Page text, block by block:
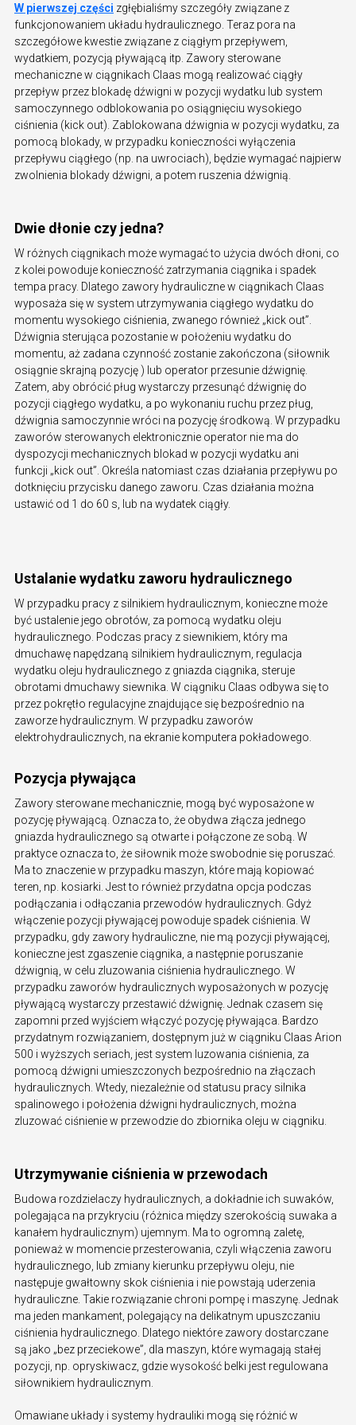
W pierwszej części zgłębialiśmy szczegóły związane z
funkcjonowaniem układu hydraulicznego. Teraz pora na
szczegółowe kwestie związane z ciągłym przepływem,
wydatkiem, pozycją pływającą itp. Zawory sterowane
mechaniczne w ciągnikach Claas mogą realizować ciągły
przepływ przez blokadę dźwigni w pozycji wydatku lub system
samoczynnego odblokowania po osiągnięciu wysokiego
ciśnienia (kick out). Zablokowana dźwignia w pozycji wydatku, za
pomocą blokady, w przypadku konieczności wyłączenia
przepływu ciągłego (np. na uwrociach), będzie wymagać najpierw
zwolnienia blokady dźwigni, a potem ruszenia dźwignią.
Dwie dłonie czy jedna?
W różnych ciągnikach może wymagać to użycia dwóch dłoni, co
z kolei powoduje konieczność zatrzymania ciągnika i spadek
tempa pracy. Dlatego zawory hydrauliczne w ciągnikach Claas
wyposaża się w system utrzymywania ciągłego wydatku do
momentu wysokiego ciśnienia, zwanego również „kick out”.
Dźwignia sterująca pozostanie w położeniu wydatku do
momentu, aż zadana czynność zostanie zakończona (siłownik
osiągnie skrajną pozycję ) lub operator przesunie dźwignię.
Zatem, aby obrócić pług wystarczy przesunąć dźwignię do
pozycji ciągłego wydatku, a po wykonaniu ruchu przez pług,
dźwignia samoczynnie wróci na pozycję środkową. W przypadku
zaworów sterowanych elektronicznie operator nie ma do
dyspozycji mechanicznych blokad w pozycji wydatku ani
funkcji „kick out”. Określa natomiast czas działania przepływu po
dotknięciu przycisku danego zaworu. Czas działania można
ustawić od 1 do 60 s, lub na wydatek ciągły.
Ustalanie wydatku zaworu hydraulicznego
W przypadku pracy z silnikiem hydraulicznym, konieczne może
być ustalenie jego obrotów, za pomocą wydatku oleju
hydraulicznego. Podczas pracy z siewnikiem, który ma
dmuchawę napędzaną silnikiem hydraulicznym, regulacja
wydatku oleju hydraulicznego z gniazda ciągnika, steruje
obrotami dmuchawy siewnika. W ciągniku Claas odbywa się to
przez pokrętło regulacyjne znajdujące się bezpośrednio na
zaworze hydraulicznym. W przypadku zaworów
elektrohydraulicznych, na ekranie komputera pokładowego.
Pozycja pływająca
Zawory sterowane mechanicznie, mogą być wyposażone w
pozycję pływającą. Oznacza to, że obydwa złącza jednego
gniazda hydraulicznego są otwarte i połączone ze sobą. W
praktyce oznacza to, że siłownik może swobodnie się poruszać.
Ma to znaczenie w przypadku maszyn, które mają kopiować
teren, np. kosiarki. Jest to również przydatna opcja podczas
podłączania i odłączania przewodów hydraulicznych. Gdyż
włączenie pozycji pływającej powoduje spadek ciśnienia. W
przypadku, gdy zawory hydrauliczne, nie mą pozycji pływającej,
konieczne jest zgaszenie ciągnika, a następnie poruszanie
dźwignią, w celu zluzowania ciśnienia hydraulicznego. W
przypadku zaworów hydraulicznych wyposażonych w pozycję
pływającą wystarczy przestawić dźwignię. Jednak czasem się
zapomni przed wyjściem włączyć pozycję pływająca. Bardzo
przydatnym rozwiązaniem, dostępnym już w ciągniku Claas Arion
500 i wyższych seriach, jest system luzowania ciśnienia, za
pomocą dźwigni umieszczonych bezpośrednio na złączach
hydraulicznych. Wtedy, niezależnie od statusu pracy silnika
spalinowego i położenia dźwigni hydraulicznych, można
zluzować ciśnienie w przewodzie do zbiornika oleju w ciągniku.
Utrzymywanie ciśnienia w przewodach
Budowa rozdzielaczy hydraulicznych, a dokładnie ich suwaków,
polegająca na przykryciu (różnica między szerokością suwaka a
kanałem hydraulicznym) ujemnym. Ma to ogromną zaletę,
ponieważ w momencie przesterowania, czyli włączenia zaworu
hydraulicznego, lub zmiany kierunku przepływu oleju, nie
następuje gwałtowny skok ciśnienia i nie powstają uderzenia
hydrauliczne. Takie rozwiązanie chroni pompę i maszynę. Jednak
ma jeden mankament, polegający na delikatnym upuszczaniu
ciśnienia hydraulicznego. Dlatego niektóre zawory dostarczane
są jako „bez przeciekowe”, dla maszyn, które wymagają stałej
pozycji, np. opryskiwacz, gdzie wysokość belki jest regulowana
siłownikiem hydraulicznym.
Omawiane układy i systemy hydrauliki mogą się różnić w